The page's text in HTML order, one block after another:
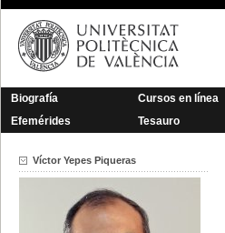
Saltar
contenido
Biografía Cursos en línea
Efemérides
Tesauro
Víctor Yepes Piqueras